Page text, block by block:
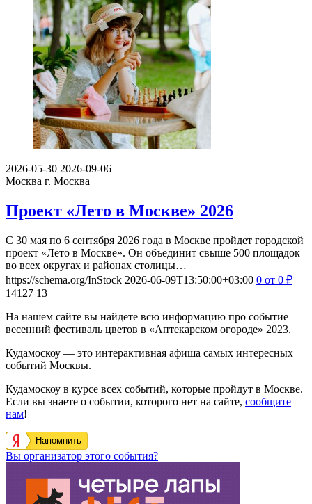
2026-05-30 2026-09-06
Москва г. Москва
Проект «Лето в Москве» 2026
С 30 мая по 6 сентября 2026 года в Москве пройдет городской
проект «Лето в Москве». Он объединит свыше 500 площадок
во всех округах и районах столицы…
https://schema.org/InStock 2026-06-09T13:50:00+03:00 0 от 0 ₽
14127 13
На нашем сайте вы найдете всю информацию про событие
весенний фестиваль цветов в «Аптекарском огороде» 2023.
Кудамоскоу — это интерактивная афиша самых интересных
событий Москвы.
Кудамоскоу в курсе всех событий, которые пройдут в Москве.
Если вы знаете о событии, которого нет на сайте, сообщите
нам!
Напомнить
Вы организатор этого события?